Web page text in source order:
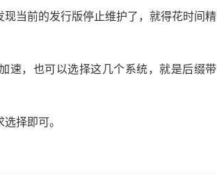
当前的发行版停止维护了，就得花时间精
速，也可以选择这几个系统，就是后缀带
择即可。